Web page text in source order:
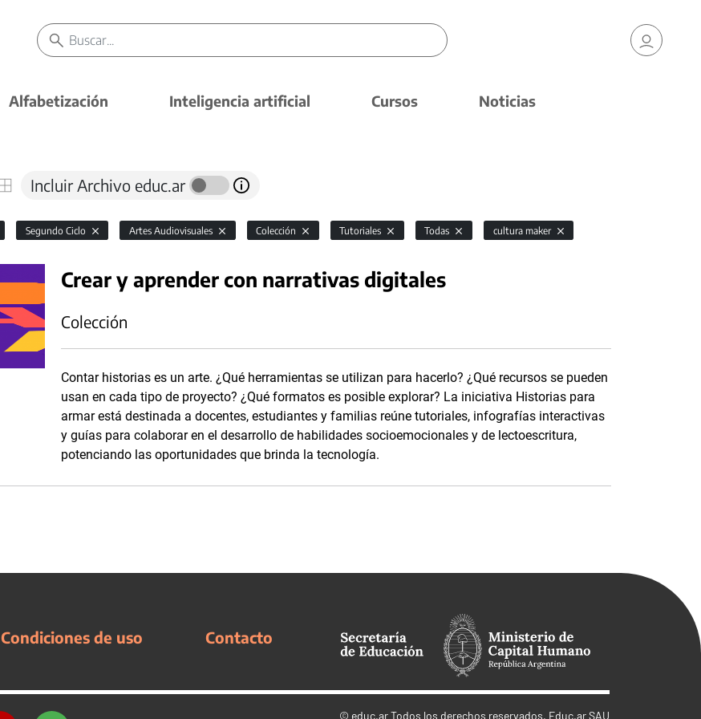
Alfabetización Inteligencia artificial Cursos Noticias
Incluir Archivo educ.ar
Segundo Ciclo Artes Audiovisuales Colección Tutoriales Todas cultura maker
Crear y aprender con narrativas digitales
Colección
Contar historias es un arte. ¿Qué herramientas se utilizan para hacerlo? ¿Qué recursos se pueden
usan en cada tipo de proyecto? ¿Qué formatos es posible explorar? La iniciativa Historias para
armar está destinada a docentes, estudiantes y familias reúne tutoriales, infografías interactivas
y guías para colaborar en el desarrollo de habilidades socioemocionales y de lectoescritura,
potenciando las oportunidades que brinda la tecnología.
Condiciones de uso Contacto
© educ.arTodos los derechos reservados. Educ.ar SAU